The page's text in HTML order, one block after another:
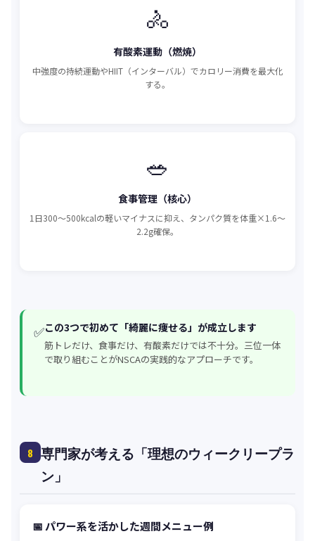
🚴
有酸素運動（燃焼）
中強度の持続運動やHIIT（インターバル）でカロリー消費を最大化
する。
🥗
食事管理（核心）
1日300〜500kcalの軽いマイナスに抑え、タンパク質を体重×1.6〜
2.2g確保。
✅この3つで初めて「綺麗に痩せる」が成立します
筋トレだけ、食事だけ、有酸素だけでは不十分。三位一体
で取り組むことがNSCAの実践的なアプローチです。
8 専門家が考える「理想のウィークリープラ
ン」
📅 パワー系を活かした週間メニュー例